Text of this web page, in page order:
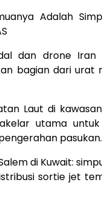
Adalah
dan drone Iran
bagian dari urat
Laut di
utama
pasukan.
di Kuwait:
sortie jet